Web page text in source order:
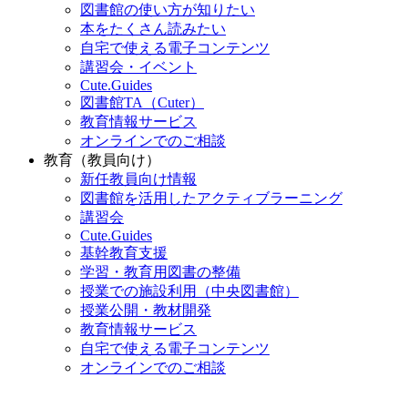
図書館の使い方が知りたい
本をたくさん読みたい
自宅で使える電子コンテンツ
講習会・イベント
Cute.Guides
図書館TA（Cuter）
教育情報サービス
オンラインでのご相談
教育（教員向け）
新任教員向け情報
図書館を活用したアクティブラーニング
講習会
Cute.Guides
基幹教育支援
学習・教育用図書の整備
授業での施設利用（中央図書館）
授業公開・教材開発
教育情報サービス
自宅で使える電子コンテンツ
オンラインでのご相談